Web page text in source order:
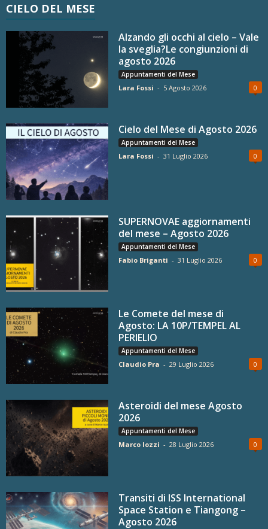
CIELO DEL MESE
Alzando gli occhi al cielo – Vale
la sveglia?Le congiunzioni di
agosto 2026
Appuntamenti del Mese
Lara Fossi - 5 Agosto 2026 0
Cielo del Mese di Agosto 2026
Appuntamenti del Mese
Lara Fossi - 31 Luglio 2026 0
SUPERNOVAE aggiornamenti
del mese – Agosto 2026
Appuntamenti del Mese
Fabio Briganti - 31 Luglio 2026 0
Le Comete del mese di
Agosto: LA 10P/TEMPEL AL
PERIELIO
Appuntamenti del Mese
Claudio Pra - 29 Luglio 2026 0
Asteroidi del mese Agosto
2026
Appuntamenti del Mese
Marco Iozzi - 28 Luglio 2026 0
Transiti di ISS International
Space Station e Tiangong –
Agosto 2026